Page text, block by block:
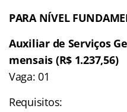
PARA NÍVEL
Auxiliar de Serviços
mensais (R$ 1.237,56)
Vaga: 01
Requisitos: